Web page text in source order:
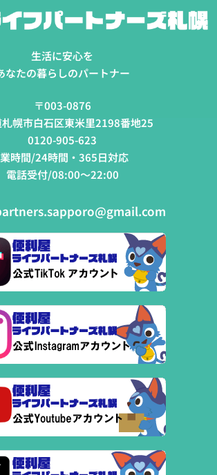
生活に安心を
なたの暮らしのパートナー
〒003-0876
幌市白石区東米里2198番地25
0120-905-623
時間/24時間・365日対応
電話受付/08:00～22:00